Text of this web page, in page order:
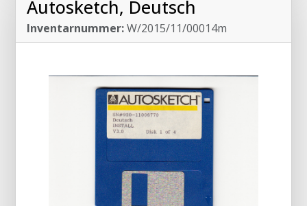
Autosketch, Deutsch
Inventarnummer:W/2015/11/00014m